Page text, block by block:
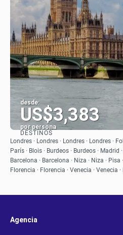
desde:
US$3,383
por persona
Ver
DESTINOS
Londres · Londres · Londres · Londres ·
París · Blois · Burdeos · Burdeos · Madrid
Barcelona · Barcelona · Niza · Niza · Pisa
Florencia · Florencia · Venecia · Venecia
Agencia